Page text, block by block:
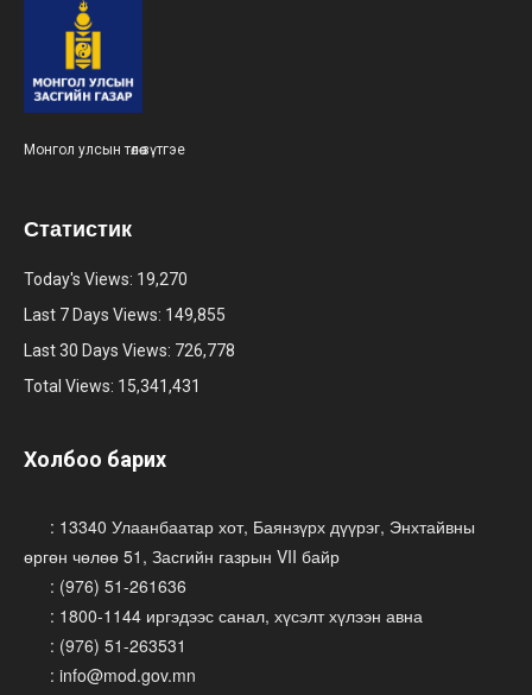
Монгол улсын төлөө зүтгэе
Статистик
Today's Views: 19,270
Last 7 Days Views: 149,855
Last 30 Days Views: 726,778
Total Views: 15,341,431
Холбоо барих
: 13340 Улаанбаатар хот, Баянзүрх дүүрэг, Энхтайвны
өргөн чөлөө 51, Засгийн газрын VII байр
: (976) 51-261636
: 1800-1144 иргэдээс санал, хүсэлт хүлээн авна
: (976) 51-263531
: info@mod.gov.mn